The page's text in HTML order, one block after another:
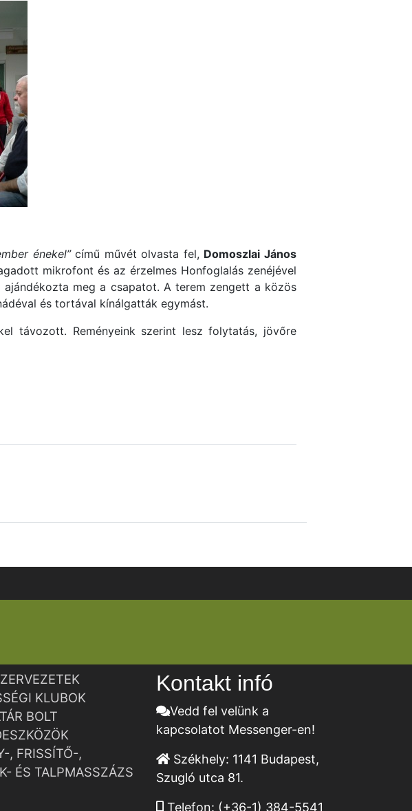
énekel”című művét olvasta fel, Domoszlai János
mikrofont és az érzelmes Honfoglalás zenéjével
meg a csapatot. A terem zengett a közös
és tortával kínálgatták egymást.
távozott. Reményeink szerint lesz folytatás, jövőre
KLUBOK
BOLT
, FRISSÍTŐ-,
ÉS TALPMASSZÁZS
Kontakt infó
Vedd fel velünk a
kapcsolatot Messenger-en!
Székhely: 1141 Budapest,
Szugló utca 81.
Telefon: (+36-1) 384-5541